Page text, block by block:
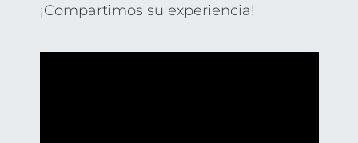
¡Compartimos su experiencia!